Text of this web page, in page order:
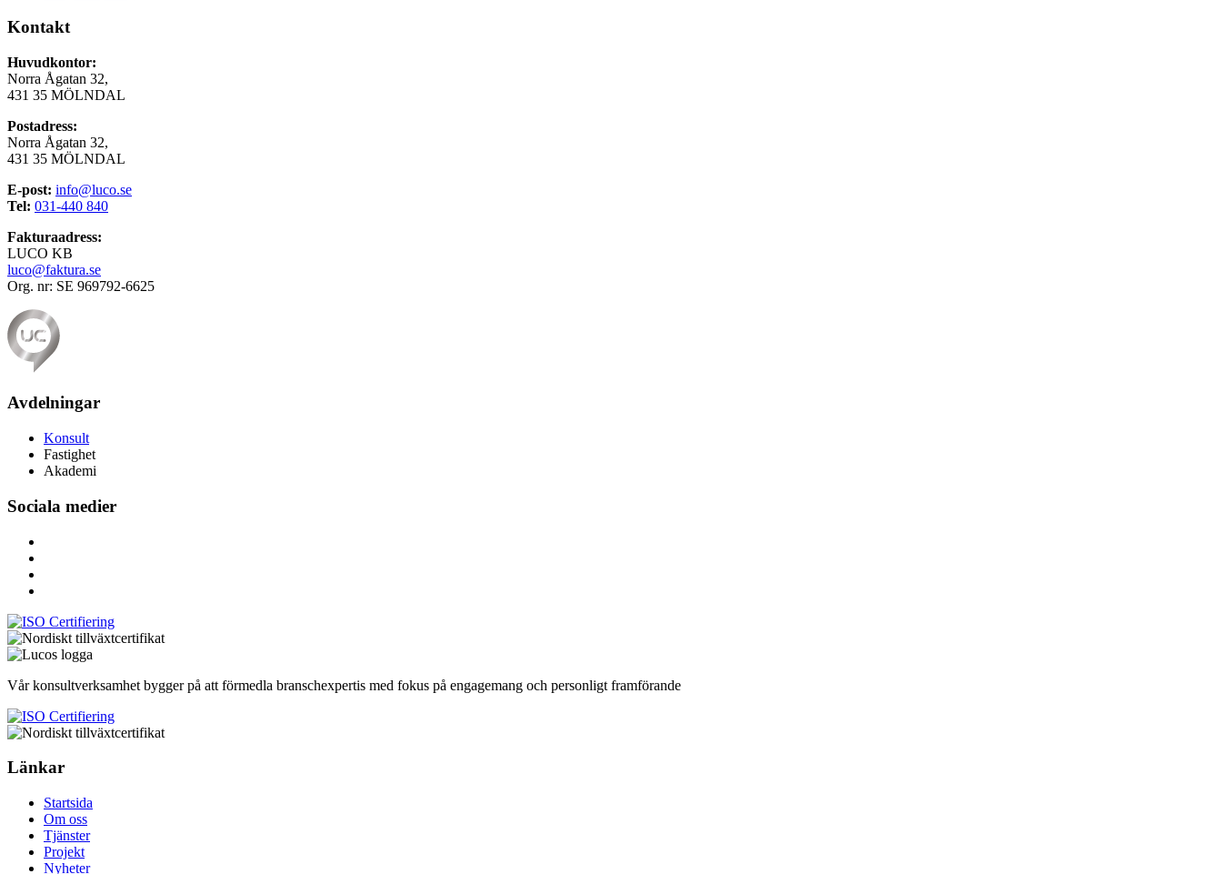
Kontakt
Huvudkontor:
Norra Ågatan 32,
431 35 MÖLNDAL
Postadress:
Norra Ågatan 32,
431 35 MÖLNDAL
E-post: info@luco.se
Tel: 031-440 840
Fakturaadress:
LUCO KB
luco@faktura.se
Org. nr: SE 969792-6625
Avdelningar
Konsult
Fastighet
Akademi
Sociala medier
Vår konsultverksamhet bygger på att förmedla branschexpertis med fokus på engagemang och personligt framförande
Länkar
Startsida
Om oss
Tjänster
Projekt
Nyheter